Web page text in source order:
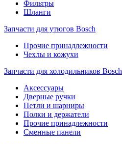
Фильтры
Шланги
Запчасти для утюгов Bosch
Прочие принадлежности
Чехлы и кожухи
Запчасти для холодильников Bosch
Аксессуары
Дверные ручки
Петли и шарниры
Полки и держатели
Прочие принадлежности
Сменные панели